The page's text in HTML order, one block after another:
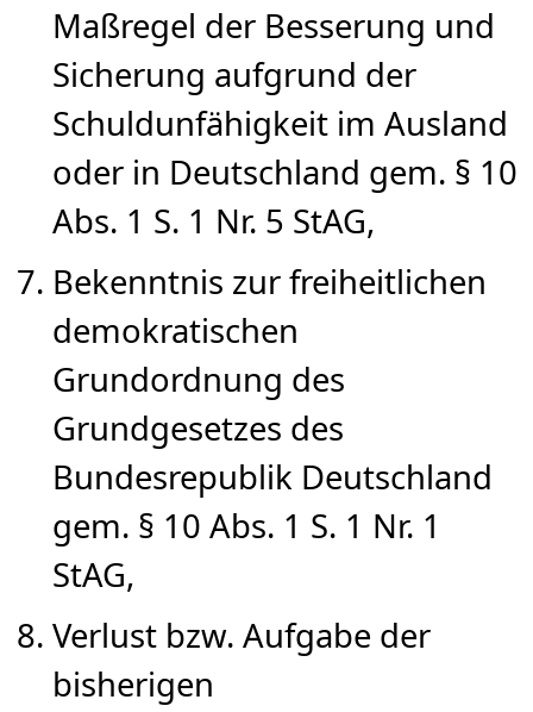
Maßregel der Besserung und
Sicherung aufgrund der
Schuldunfähigkeit im Ausland
oder in Deutschland gem. § 10
Abs. 1 S. 1 Nr. 5 StAG,
Bekenntnis zur freiheitlichen
demokratischen
Grundordnung des
Grundgesetzes des
Bundesrepublik Deutschland
gem. § 10 Abs. 1 S. 1 Nr. 1
StAG,
Verlust bzw. Aufgabe der
bisherigen